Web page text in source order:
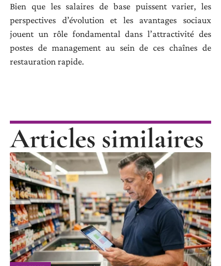
Bien que les salaires de base puissent varier, les
perspectives d’évolution et les avantages sociaux
jouent un rôle fondamental dans l’attractivité des
postes de management au sein de ces chaînes de
restauration rapide.
Articles similaires